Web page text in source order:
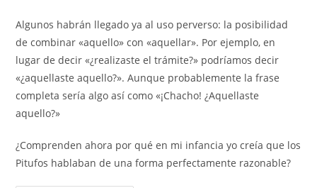
Algunos habrán llegado ya al uso perverso: la posibilidad
de combinar «aquello» con «aquellar». Por ejemplo, en
lugar de decir «¿realizaste el trámite?» podríamos decir
«¿aquellaste aquello?». Aunque probablemente la frase
completa sería algo así como «¡Chacho! ¿Aquellaste
aquello?»
¿Comprenden ahora por qué en mi infancia yo creía que los
Pitufos hablaban de una forma perfectamente razonable?